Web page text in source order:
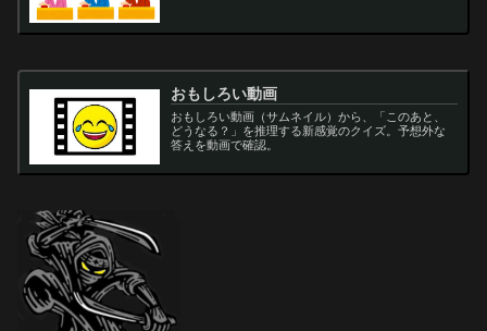
おもしろい動画
おもしろい動画（サムネイル）から、「このあと、
どうなる？」を推理する新感覚のクイズ。予想外な
答えを動画で確認。